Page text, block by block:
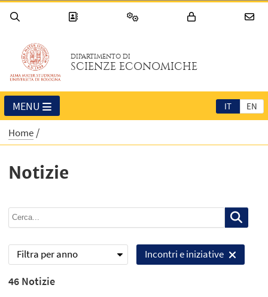
DIPARTIMENTO DI
SCIENZE ECONOMICHE
IT EN
MENU
Home
Notizie
Filtra per anno Incontri e iniziative
46 Notizie